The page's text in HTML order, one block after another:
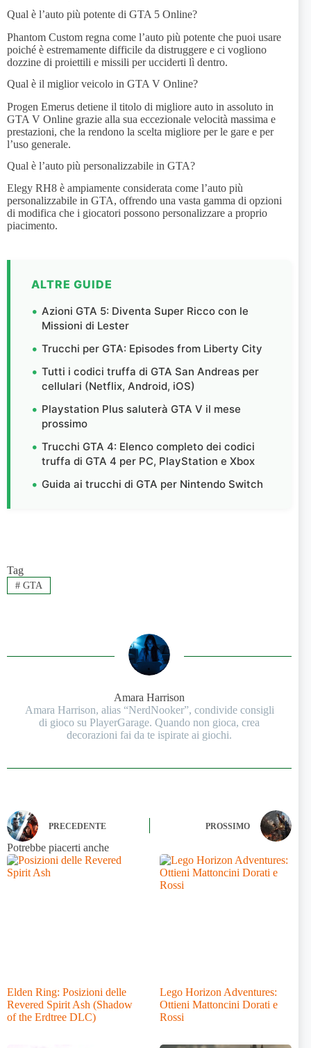
Qual è l’auto più potente di GTA 5 Online?
Phantom Custom regna come l’auto più potente che puoi usare
poiché è estremamente difficile da distruggere e ci vogliono
dozzine di proiettili e missili per ucciderti lì dentro.
Qual è il miglior veicolo in GTA V Online?
Progen Emerus detiene il titolo di migliore auto in assoluto in
GTA V Online grazie alla sua eccezionale velocità massima e
prestazioni, che la rendono la scelta migliore per le gare e per
l’uso generale.
Qual è l’auto più personalizzabile in GTA?
Elegy RH8 è ampiamente considerata come l’auto più
personalizzabile in GTA, offrendo una vasta gamma di opzioni
di modifica che i giocatori possono personalizzare a proprio
piacimento.
ALTRE GUIDE
Azioni GTA 5: Diventa Super Ricco con le
Missioni di Lester
Trucchi per GTA: Episodes from Liberty City
Tutti i codici truffa di GTA San Andreas per
cellulari (Netflix, Android, iOS)
Playstation Plus saluterà GTA V il mese
prossimo
Trucchi GTA 4: Elenco completo dei codici
truffa di GTA 4 per PC, PlayStation e Xbox
Guida ai trucchi di GTA per Nintendo Switch
Tag
#GTA
Amara Harrison
Amara Harrison, alias “NerdNooker”, condivide consigli
di gioco su PlayerGarage. Quando non gioca, crea
decorazioni fai da te ispirate ai giochi.
PRECEDENTE PROSSIMO
Potrebbe piacerti anche
Elden Ring: Posizioni delle
Revered Spirit Ash (Shadow
of the Erdtree DLC)
Lego Horizon Adventures:
Ottieni Mattoncini Dorati e
Rossi